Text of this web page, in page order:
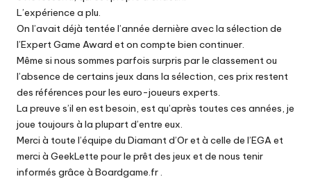
L’expérience a plu.
On l’avait déjà tentée l’année dernière avec la sélection de
l’Expert Game Award et on compte bien continuer.
Même si nous sommes parfois surpris par le classement ou
l’absence de certains jeux dans la sélection, ces prix restent
des références pour les euro-joueurs experts.
La preuve s’il en est besoin, est qu’après toutes ces années, je
joue toujours à la plupart d’entre eux.
Merci à toute l’équipe du Diamant d’Or et à celle de l’EGA et
merci à GeekLette pour le prêt des jeux et de nous tenir
informés grâce à Boardgame.fr